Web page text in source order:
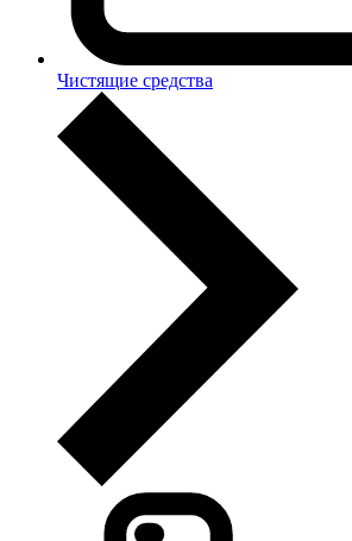
Чистящие средства